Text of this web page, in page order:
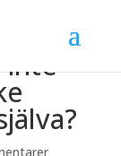
inte